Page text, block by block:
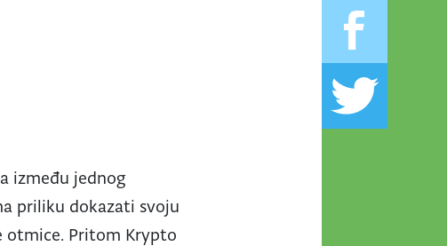
između jednog
priliku dokazati svoju
otmice. Pritom Krypto